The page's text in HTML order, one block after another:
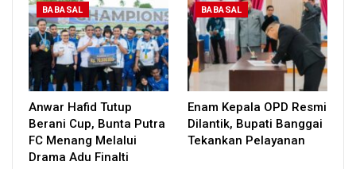
BABASAL
Anwar Hafid Tutup
Berani Cup, Bunta Putra
FC Menang Melalui
Drama Adu Finalti
BABASAL
Enam Kepala OPD Resmi
Dilantik, Bupati Banggai
Tekankan Pelayanan